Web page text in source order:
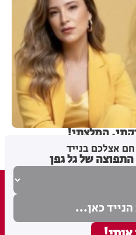
המלצתי!
אצלכם בנייד
של גל גפן